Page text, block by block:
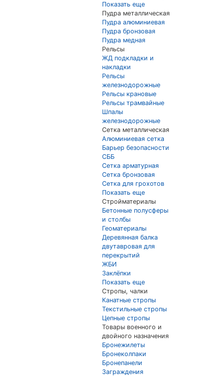
Показать еще
Пудра металлическая
Пудра алюминиевая
Пудра бронзовая
Пудра медная
Рельсы
ЖД подкладки и
накладки
Рельсы
железнодорожные
Рельсы крановые
Рельсы трамвайные
Шпалы
железнодорожные
Сетка металлическая
Алюминиевая сетка
Барьер безопасности
СББ
Сетка арматурная
Сетка бронзовая
Сетка для грохотов
Показать еще
Стройматериалы
Бетонные полусферы
и столбы
Геоматериалы
Деревянная балка
двутавровая для
перекрытий
ЖБИ
Заклёпки
Показать еще
Стропы, чалки
Канатные стропы
Текстильные стропы
Цепные стропы
Товары военного и
двойного назначения
Бронежилеты
Бронеколпаки
Бронепанели
Заграждения